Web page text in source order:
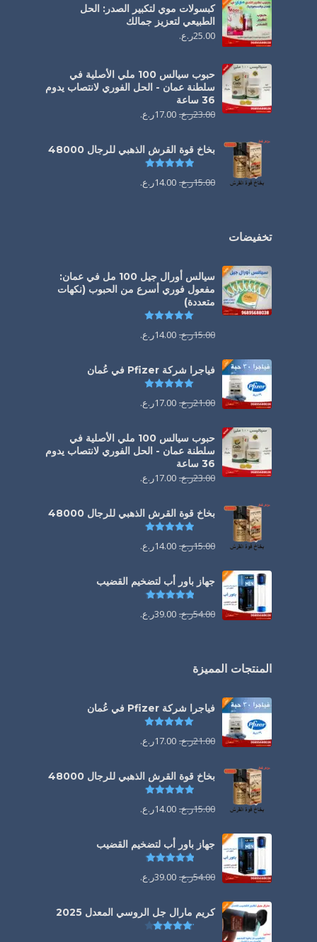
كبسولات موي لتكبير الصدر: الحل
الطبيعي لتعزيز جمالك
25.00ر.ع.
حبوب سيالس 100 ملي الأصلية في
سلطنة عمان - الحل الفوري لانتصاب يدوم
36 ساعة
23.00ر.ع. 17.00ر.ع.
بخاخ قوة القرش الذهبي للرجال 48000
تم التقييم
15.00ر.ع. 14.00ر.ع.
تخفيضات
سيالس أورال جيل 100 مل في عمان:
مفعول فوري أسرع من الحبوب (نكهات
متعددة)
15.00ر.ع. 14.00ر.ع.
فياجرا شركة Pfizer في عُمان
21.00ر.ع. 17.00ر.ع.
حبوب سيالس 100 ملي الأصلية في
سلطنة عمان - الحل الفوري لانتصاب يدوم
36 ساعة
23.00ر.ع. 17.00ر.ع.
بخاخ قوة القرش الذهبي للرجال 48000
تم التقييم
15.00ر.ع. 14.00ر.ع.
جهاز باور أب لتضخيم القضيب
تم التقييم
54.00ر.ع. 39.00ر.ع.
المنتجات المميزة
فياجرا شركة Pfizer في عُمان
21.00ر.ع. 17.00ر.ع.
بخاخ قوة القرش الذهبي للرجال 48000
تم التقييم
15.00ر.ع. 14.00ر.ع.
جهاز باور أب لتضخيم القضيب
تم التقييم
54.00ر.ع. 39.00ر.ع.
كريم مارال جل الروسي المعدل 2025
تم التقييم